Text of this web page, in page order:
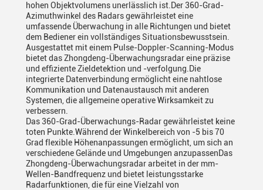
hohen Objektvolumens unerlässlich ist.Der 360-Grad-
Azimuthwinkel des Radars gewährleistet eine
umfassende Überwachung in alle Richtungen und bietet
dem Bediener ein vollständiges Situationsbewusstsein.
Ausgestattet mit einem Pulse-Doppler-Scanning-Modus
bietet das Zhongdeng-Überwachungsradar eine präzise
und effiziente Zieldetektion und -verfolgung.Die
integrierte Datenverbindung ermöglicht eine nahtlose
Kommunikation und Datenaustausch mit anderen
Systemen, die allgemeine operative Wirksamkeit zu
verbessern.
Das 360-Grad-Überwachungs-Radar gewährleistet keine
toten Punkte.Während der Winkelbereich von -5 bis 70
Grad flexible Höhenanpassungen ermöglicht, um sich an
verschiedene Gelände und Umgebungen anzupassenDas
Zhongdeng-Überwachungsradar arbeitet in der mm-
Wellen-Bandfrequenz und bietet leistungsstarke
Radarfunktionen, die für eine Vielzahl von